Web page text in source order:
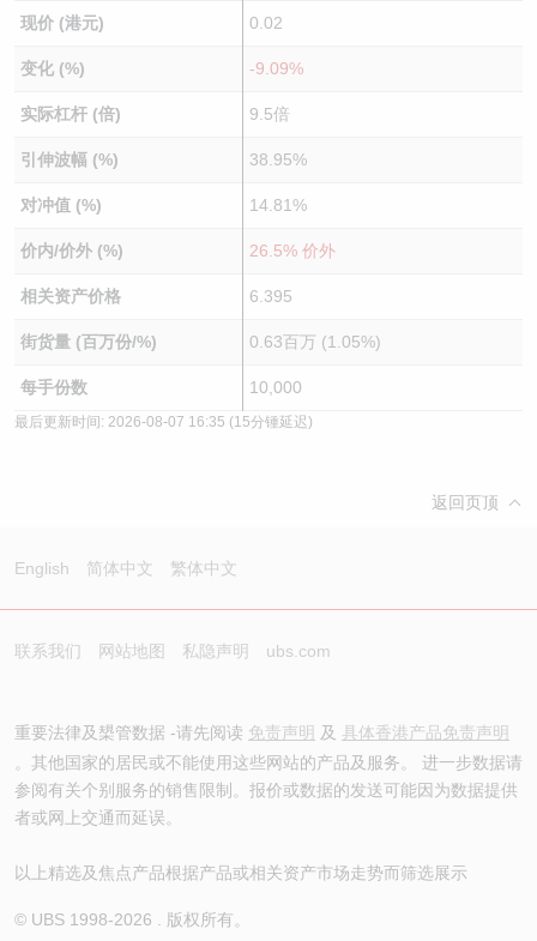
现价 (港元) 0.02
变化 (%) -9.09%
实际杠杆 (倍) 9.5倍
引伸波幅 (%) 38.95%
对冲值 (%) 14.81%
价内/价外 (%) 26.5% 价外
相关资产价格 6.395
街货量 (百万份/%) 0.63百万 (1.05%)
每手份数 10,000
最后更新时间: 2026-08-07 16:35 (15分锺延迟)
返回页顶
English 简体中文 繁体中文
联系我们 网站地图 私隐声明 ubs.com
重要法律及槼管数据 -请先阅读 免责声明 及 具体香港产品免责声明
。其他国家的居民或不能使用这些网站的产品及服务。 进一步数据请
参阅有关个别服务的销售限制。报价或数据的发送可能因为数据提供
者或网上交通而延误。
以上精选及焦点产品根据产品或相关资产市场走势而筛选展示
© UBS 1998-2026 . 版权所有。